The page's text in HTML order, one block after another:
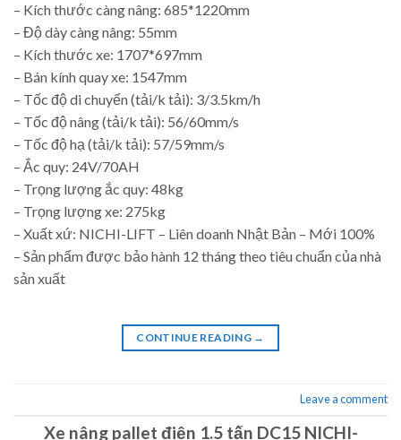
– Kích thước càng nâng: 685*1220mm
– Độ dày càng nâng: 55mm
– Kích thước xe: 1707*697mm
– Bán kính quay xe: 1547mm
– Tốc độ di chuyển (tải/k tải): 3/3.5km/h
– Tốc độ nâng (tải/k tải): 56/60mm/s
– Tốc độ hạ (tải/k tải): 57/59mm/s
– Ắc quy: 24V/70AH
– Trọng lượng ắc quy: 48kg
– Trọng lượng xe: 275kg
– Xuất xứ: NICHI-LIFT – Liên doanh Nhật Bản – Mới 100%
– Sản phẩm được bảo hành 12 tháng theo tiêu chuẩn của nhà
sản xuất
CONTINUE READING →
Leave a comment
Xe nâng pallet điện 1.5 tấn DC15 NICHI-